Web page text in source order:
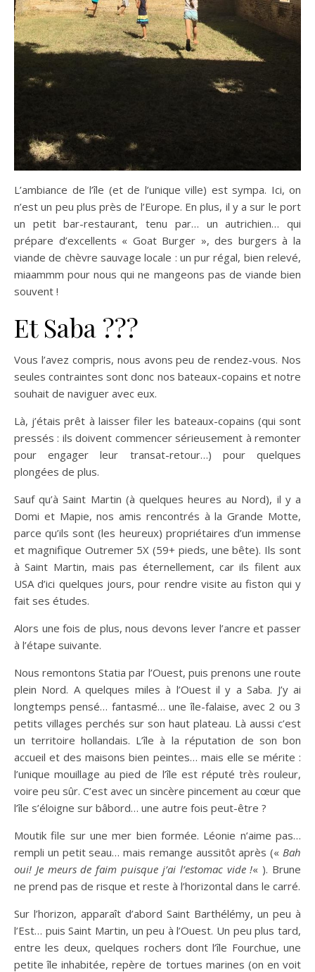
L’ambiance de l’île (et de l’unique ville) est sympa. Ici, on
n’est un peu plus près de l’Europe. En plus, il y a sur le port
un petit bar-restaurant, tenu par… un autrichien… qui
prépare d’excellents « Goat Burger », des burgers à la
viande de chèvre sauvage locale : un pur régal, bien relevé,
miaammm pour nous qui ne mangeons pas de viande bien
souvent !
Et Saba ???
Vous l’avez compris, nous avons peu de rendez-vous. Nos
seules contraintes sont donc nos bateaux-copains et notre
souhait de naviguer avec eux.
Là, j’étais prêt à laisser filer les bateaux-copains (qui sont
pressés : ils doivent commencer sérieusement à remonter
pour engager leur transat-retour…) pour quelques
plongées de plus.
Sauf qu’à Saint Martin (à quelques heures au Nord), il y a
Domi et Mapie, nos amis rencontrés à la Grande Motte,
parce qu’ils sont (les heureux) propriétaires d’un immense
et magnifique Outremer 5X (59+ pieds, une bête). Ils sont
à Saint Martin, mais pas éternellement, car ils filent aux
USA d’ici quelques jours, pour rendre visite au fiston qui y
fait ses études.
Alors une fois de plus, nous devons lever l’ancre et passer
à l’étape suivante.
Nous remontons Statia par l’Ouest, puis prenons une route
plein Nord. A quelques miles à l’Ouest il y a Saba. J’y ai
longtemps pensé… fantasmé… une île-falaise, avec 2 ou 3
petits villages perchés sur son haut plateau. Là aussi c’est
un territoire hollandais. L’île à la réputation de son bon
accueil et des maisons bien peintes… mais elle se mérite :
l’unique mouillage au pied de l’île est réputé très rouleur,
voire peu sûr. C’est avec un sincère pincement au cœur que
l’île s’éloigne sur bâbord… une autre fois peut-être ?
Moutik file sur une mer bien formée. Léonie n’aime pas…
rempli un petit seau… mais remange aussitôt après (« Bah
oui! Je meurs de faim puisque j’ai l’estomac vide !« ). Brune
ne prend pas de risque et reste à l’horizontal dans le carré.
Sur l’horizon, apparaît d’abord Saint Barthélémy, un peu à
l’Est… puis Saint Martin, un peu à l’Ouest. Un peu plus tard,
entre les deux, quelques rochers dont l’île Fourchue, une
petite île inhabitée, repère de tortues marines (on en voit